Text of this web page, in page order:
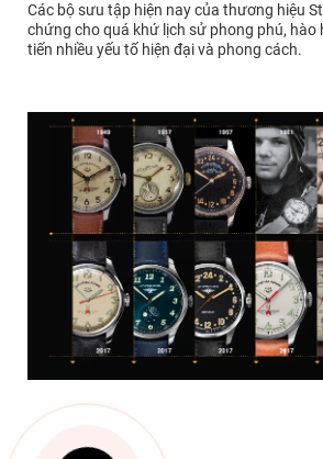
Các bộ sưu tập hiện nay của thương hiệu
chứng cho quá khứ lịch sử phong phú, hào
tiến nhiều yếu tố hiện đại và phong cách.